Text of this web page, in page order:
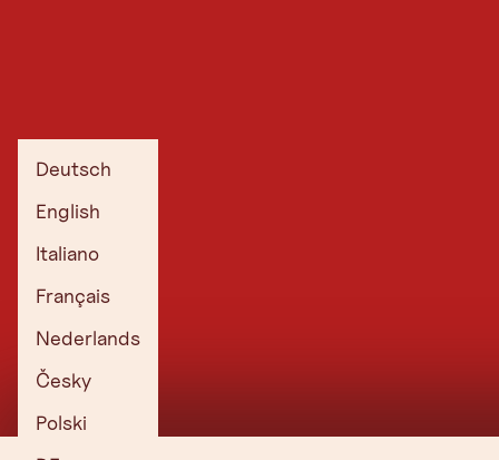
Deutsch
English
Italiano
Français
Nederlands
Česky
Polski